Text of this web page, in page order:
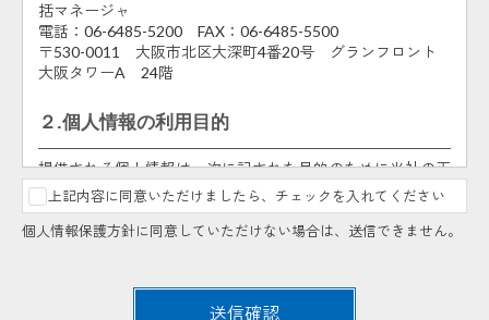
括マネージャ
電話：06-6485-5200 FAX：06-6485-5500
〒530-0011 大阪市北区大深町4番20号 グランフロント
大阪タワーA 24階
２.個人情報の利用目的
提供される個人情報は、次に記された目的のために当社の正
当な事業範囲内で利用いたします。
申込まれた方の人数把握及び説明会・勉強会・アカデミ
ー・セミナー受付での御本人様の確認のため。
ー・セミナーの中止、満席・キャンセル情報のご連絡の
上記内容に同意いただけましたら、チェックを入れてください
個人情報保護方針に同意していただけない場合は、送信できません。
送信確認